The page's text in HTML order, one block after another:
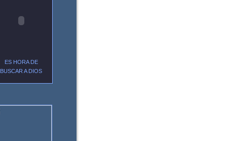
ES HORA DE
BUSCAR A DIOS